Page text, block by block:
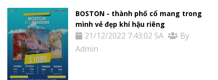
BOSTON - thành phố cổ mang trong
mình vẻ đẹp khí hậu riêng
21/12/2022 7:43:02 SA
By
Admin